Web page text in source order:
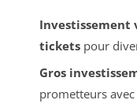
Investissement
ticketspour
Gros
prometteurs avec